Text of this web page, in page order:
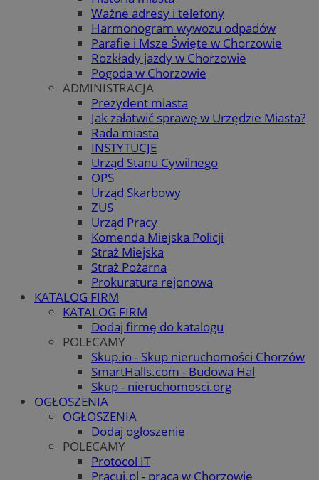
Ważne adresy i telefony
Harmonogram wywozu odpadów
Parafie i Msze Święte w Chorzowie
Rozkłady jazdy w Chorzowie
Pogoda w Chorzowie
ADMINISTRACJA
Prezydent miasta
Jak załatwić sprawę w Urzędzie Miasta?
Rada miasta
INSTYTUCJE
Urząd Stanu Cywilnego
OPS
Urząd Skarbowy
ZUS
Urząd Pracy
Komenda Miejska Policji
Straż Miejska
Straż Pożarna
Prokuratura rejonowa
KATALOG FIRM
KATALOG FIRM
Dodaj firmę do katalogu
POLECAMY
Skup.io - Skup nieruchomości Chorzów
SmartHalls.com - Budowa Hal
Skup - nieruchomosci.org
OGŁOSZENIA
OGŁOSZENIA
Dodaj ogłoszenie
POLECAMY
Protocol IT
Pracuj.pl - praca w Chorzowie